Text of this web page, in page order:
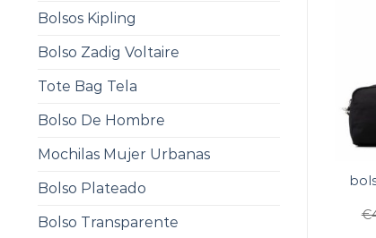
Bolsos Kipling
Bolso Zadig Voltaire
Tote Bag Tela
Bolso De Hombre
Mochilas Mujer Urbanas
Bolso Plateado
Bolso Transparente
€